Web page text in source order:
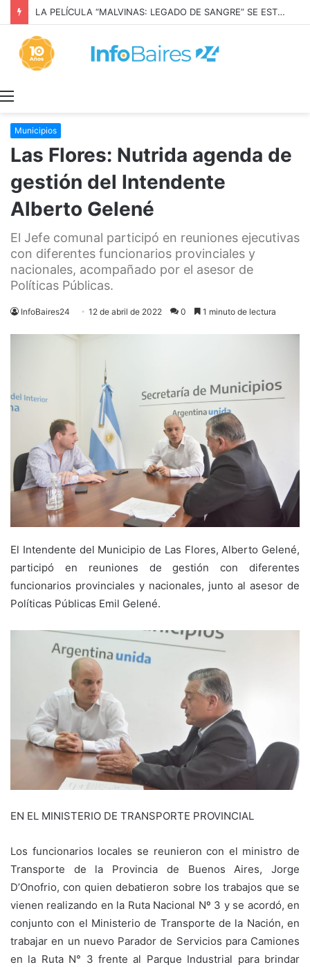
LA PELÍCULA “MALVINAS: LEGADO DE SANGRE” SE ESTRENARÁ EN PRIME VIDEO
Municipios
Las Flores: Nutrida agenda de
gestión del Intendente
Alberto Gelené
El Jefe comunal participó en reuniones ejecutivas
con diferentes funcionarios provinciales y
nacionales, acompañado por el asesor de
Políticas Públicas.
InfoBaires24 12 de abril de 2022 0 1 minuto de lectura
El Intendente del Municipio de Las Flores, Alberto Gelené,
participó en reuniones de gestión con diferentes
funcionarios provinciales y nacionales, junto al asesor de
Políticas Públicas Emil Gelené.
EN EL MINISTERIO DE TRANSPORTE PROVINCIAL
Los funcionarios locales se reunieron con el ministro de
Transporte de la Provincia de Buenos Aires, Jorge
D’Onofrio, con quien debatieron sobre los trabajos que se
vienen realizando en la Ruta Nacional Nº 3 y se acordó, en
conjunto con el Ministerio de Transporte de la Nación, en
trabajar en un nuevo Parador de Servicios para Camiones
en la Ruta N° 3 frente al Parque Industrial para brindar